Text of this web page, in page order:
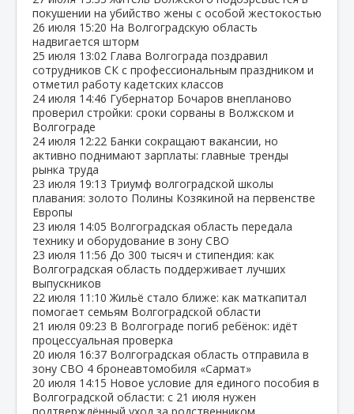
покушении на убийство жены с особой жестокостью
26 июля 15:20 На Волгоградскую область
надвигается шторм
25 июля 13:02 Глава Волгограда поздравил
сотрудников СК с профессиональным праздником и
отметил работу кадетских классов
24 июля 14:46 Губернатор Бочаров внепланово
проверил стройки: сроки сорваны в Волжском и
Волгограде
24 июля 12:22 Банки сокращают вакансии, но
активно поднимают зарплаты: главные тренды
рынка труда
23 июля 19:13 Триумф волгоградской школы
плавания: золото Полины Козякиной на первенстве
Европы
23 июля 14:05 Волгоградская область передала
технику и оборудование в зону СВО
23 июля 11:56 До 300 тысяч и стипендия: как
Волгоградская область поддерживает лучших
выпускников
22 июля 11:10 Жильё стало ближе: как маткапитал
помогает семьям Волгоградской области
21 июля 09:23 В Волгограде погиб ребёнок: идёт
процессуальная проверка
20 июля 16:37 Волгоградская область отправила в
зону СВО 4 бронеавтомобиля «Сармат»
20 июля 14:15 Новое условие для единого пособия в
Волгоградской области: с 21 июля нужен